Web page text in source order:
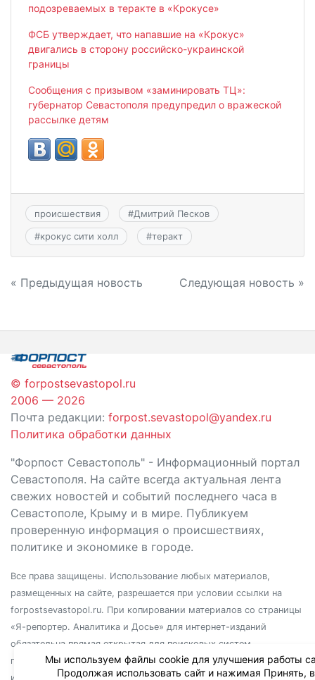
подозреваемых в теракте в «Крокусе»
ФСБ утверждает, что напавшие на «Крокус»
двигались в сторону российско-украинской
границы
Сообщения с призывом «заминировать ТЦ»:
губернатор Севастополя предупредил о вражеской
рассылке детям
происшествия #Дмитрий Песков
#крокус сити холл #теракт
Навигация
записям
« Предыдущая новость Следующая новость »
© forpostsevastopol.ru
2006 — 2026
Почта редакции: forpost.sevastopol@yandex.ru
Политика обработки данных
"Форпост Севастополь" - Информационный портал
Севастополя. На сайте всегда актуальная лента
свежих новостей и событий последнего часа в
Севастополе, Крыму и в мире. Публикуем
проверенную информация о происшествиях,
политике и экономике в городе.
Все права защищены. Использование любых материалов,
размещенных на сайте, разрешается при условии ссылки на
forpostsevastopol.ru. При копировании материалов со страницы
«Я-репортер. Аналитика и Досье» для интернет-изданий
обязательна прямая открытая для поисковых систем
гиперссылка. Независимо от полного или частичного
использования материалов, ссылка должна быть размещена в
Мы используем файлы cookie для улучшения работы
Продолжая использовать сайт и нажимая Принять,